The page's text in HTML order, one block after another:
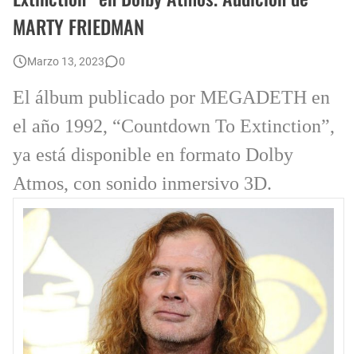
Autobiografía fotográfica de Jimmy Page.
MARTY FRIEDMAN
Marzo 13, 2023 0
El álbum publicado por MEGADETH en
el año 1992, “Countdown To Extinction”,
ya está disponible en formato Dolby
Atmos, con sonido inmersivo 3D.